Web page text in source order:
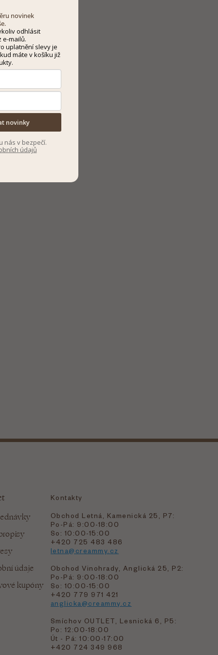
údaje
kupóny
Kontakty
Obchod Letná, Kamenická 25, P7:
Po-Pá: 9:00-18:00
So: 10:00-15:00
+420 725 483 486
letna@creammy.cz
Obchod Vinohrady, Anglická 25, P2:
Po-Pá: 9:00-18:00
So: 10:00-15:00
+420 779 971 421
anglicka@creammy.cz
Smíchov OUTLET, Lesnická 6, P5:
Po: 12:00-18:00
Út - Pá: 10:00-17:00
+420 724 349 968
novinek
odhlásit
e-mailů.
uplatnění slevy je
máte v košíku již
novinky
nás v bezpečí.
údajů